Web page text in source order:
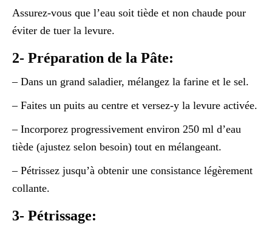
Assurez-vous que l’eau soit tiède et non chaude pour
éviter de tuer la levure.
2- Préparation de la Pâte:
– Dans un grand saladier, mélangez la farine et le sel.
– Faites un puits au centre et versez-y la levure activée.
– Incorporez progressivement environ 250 ml d’eau
tiède (ajustez selon besoin) tout en mélangeant.
– Pétrissez jusqu’à obtenir une consistance légèrement
collante.
3- Pétrissage: